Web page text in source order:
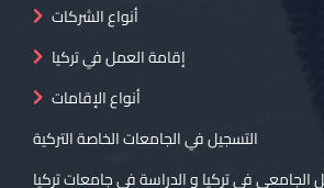
أنواع الشركات
إقامة العمل في تركيا
أنواع الإقامات
التسجيل في الجامعات الخاصة التركية
الجامعي في تركيا و الدراسة في جامعات تركيا